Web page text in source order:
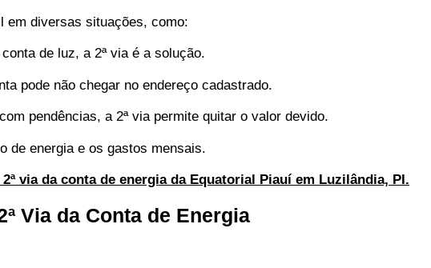
em diversas situações, como:
de luz, a 2ª via é a solução.
pode não chegar no endereço cadastrado.
pendências, a 2ª via permite quitar o valor devido.
de energia e os gastos mensais.
via da conta de energia da Equatorial Piauí em Luzilândia, PI.
Via da Conta de Energia